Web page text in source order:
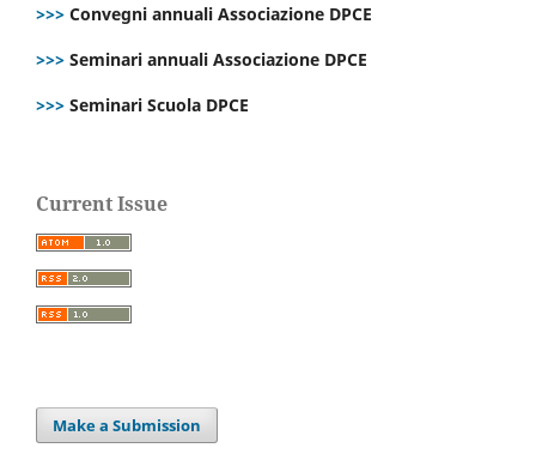
>>> Convegni annuali Associazione DPCE
>>> Seminari annuali Associazione DPCE
>>> Seminari Scuola DPCE
Current Issue
Make a Submission